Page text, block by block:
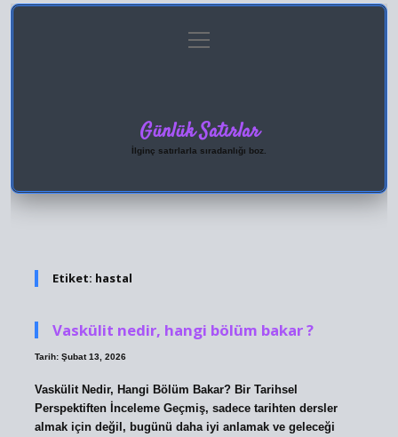
Gizlilik Politikası
menüyü
aç
Günlük Satırlar
İlginç satırlarla sıradanlığı boz.
Etiket: hastal
Vaskülit nedir, hangi bölüm bakar ?
Tarih: Şubat 13, 2026
Vaskülit Nedir, Hangi Bölüm Bakar? Bir Tarihsel
Perspektiften İnceleme Geçmiş, sadece tarihten dersler
almak için değil, bugünü daha iyi anlamak ve geleceği